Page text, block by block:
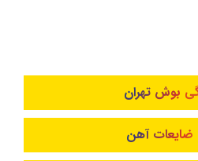
بوش تهران
آهن